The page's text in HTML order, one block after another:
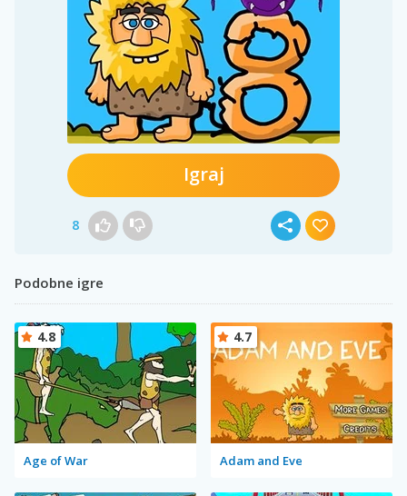
Igraj
8
Podobne igre
Age of War
4.8
Adam and Eve
4.7